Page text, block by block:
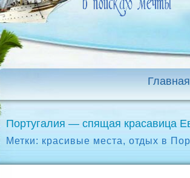
Главная
Португалия — спящая красавица
Метки: красивые места, отдых в